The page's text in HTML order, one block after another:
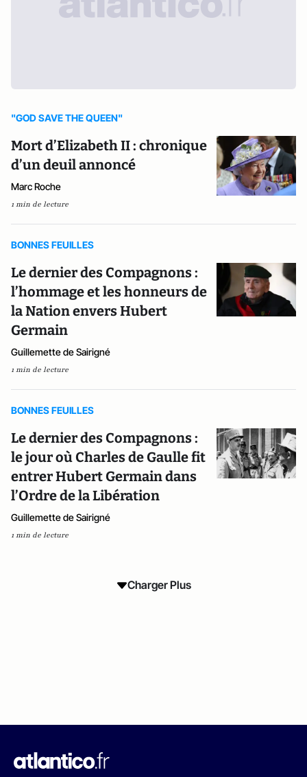
"GOD SAVE THE QUEEN"
Mort d’Elizabeth II : chronique
d’un deuil annoncé
Marc Roche
1 min de lecture
BONNES FEUILLES
Le dernier des Compagnons :
l’hommage et les honneurs de
la Nation envers Hubert
Germain
Guillemette de Sairigné
1 min de lecture
BONNES FEUILLES
Le dernier des Compagnons :
le jour où Charles de Gaulle fit
entrer Hubert Germain dans
l’Ordre de la Libération
Guillemette de Sairigné
1 min de lecture
Charger Plus